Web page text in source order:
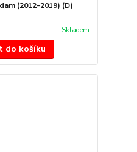
(2012-2019) (D)
Skladem
do košíku